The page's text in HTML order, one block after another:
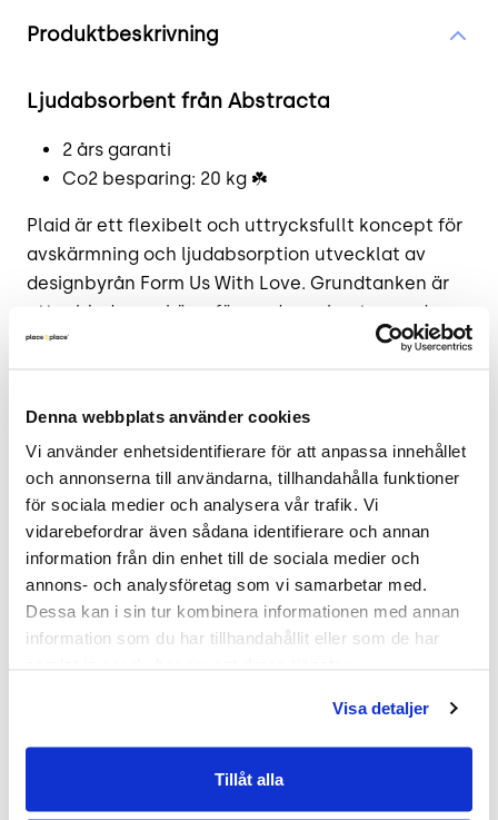
Denna webbplats använder cookies
Vi använder enhetsidentifierare för att anpassa innehållet
och annonserna till användarna, tillhandahålla funktioner
för sociala medier och analysera vår trafik. Vi
vidarebefordrar även sådana identifierare och annan
information från din enhet till de sociala medier och
annons- och analysföretag som vi samarbetar med.
Dessa kan i sin tur kombinera informationen med annan
information som du har tillhandahållit eller som de har
Visa detaljer
Tillåt alla
Produktbeskrivning
Ljudabsorbent från Abstracta
2 års garanti
Co2 besparing: 20 kg ☘️
Plaid är ett flexibelt och uttrycksfullt koncept för
avskärmning och ljudabsorption utvecklat av
designbyrån Form Us With Love. Grundtanken är
att erbjuda en skärm för moderna kontor med
behov som kan skifta snabbt och som därför
omgestaltningar. Det är kort sagt en skärm som
uppmuntrar till förändring. Plaid kan på ett enkelt
sätt hängas från taket.
”Enkla att flytta. Roliga att möblera med.”
Formgiven av: Form Us with Love
Läs mer - tillverkarens produktsida.
Höjd 137 cm
Djup 3 cm